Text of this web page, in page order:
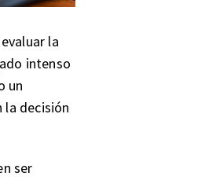
la
intenso
un
decisión
ser